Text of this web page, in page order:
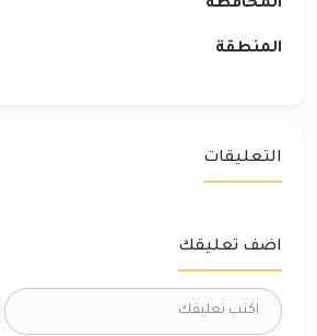
المحافظة
المنطقة
التعليقات
اضف تعليقك